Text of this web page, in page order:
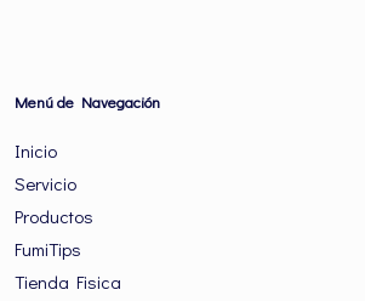
Menú de Navegación
Inicio
Servicio
Productos
FumiTips
Tienda Fisica